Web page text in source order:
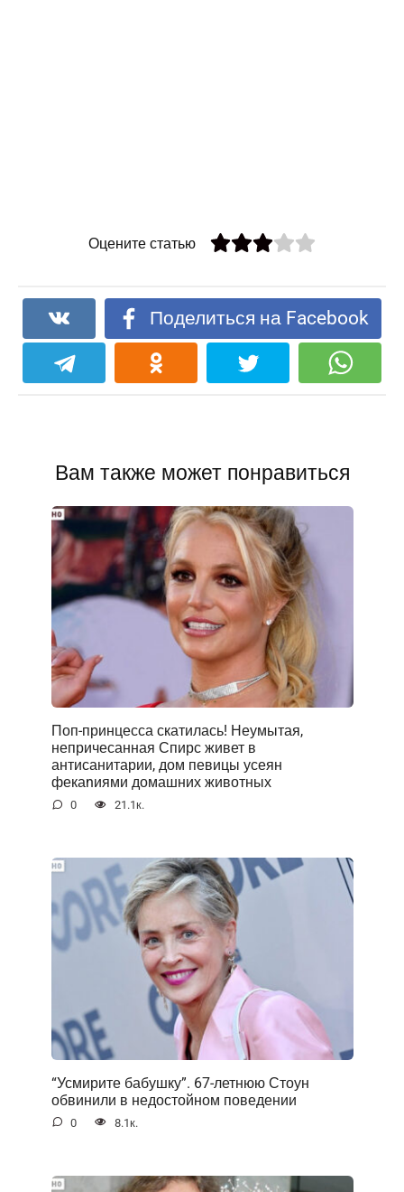
Оцените статью
Поделиться на Facebook
Вам также может понравиться
Поп-принцесса скатилась! Неумытая,
непричесанная Спирс живет в
антисанитарии, дом певицы усеян
фекаnиями домашних животных
0 21.1к.
“Усмирите бабушку”. 67-летнюю Стоун
обвинили в недостойном поведении
0 8.1к.